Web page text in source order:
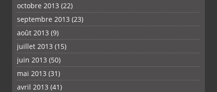
octobre 2013 (22)
septembre 2013 (23)
août 2013 (9)
juillet 2013 (15)
juin 2013 (50)
mai 2013 (31)
avril 2013 (41)